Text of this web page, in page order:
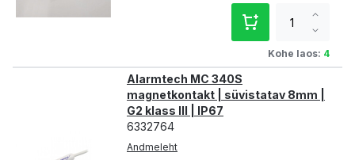
Kohe laos: 4
qty
Alarmtech MC 340S
magnetkontakt | süvistatav 8mm |
G2 klass III | IP67
6332764
Andmeleht